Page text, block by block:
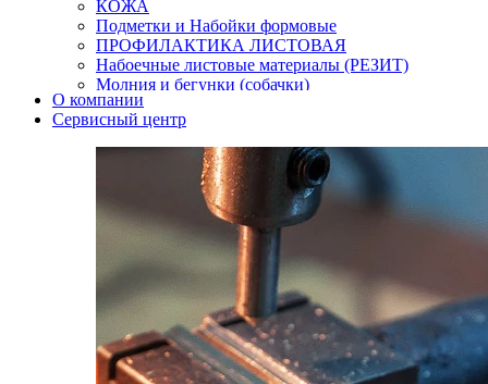
КОЖА
Подметки и Набойки формовые
ПРОФИЛАКТИКА ЛИСТОВАЯ
Набоечные листовые материалы (РЕЗИТ)
Молния и бегунки (собачки)
Нитки,иглы-шило,крючки.
Уход и косметика для обуви
Кнопки (магнитые,кобурные)
Пряжки для ремня
О компании
Сервисный центр